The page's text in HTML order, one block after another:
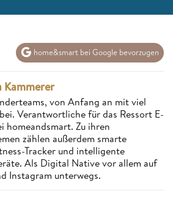
home&smart bei Google bevorzugen
Kammerer
von Anfang an mit viel
Verantwortliche für das Ressort E-
homeandsmart. Zu ihren
zählen außerdem smarte
Tracker und intelligente
Als Digital Native vor allem auf
Instagram unterwegs.